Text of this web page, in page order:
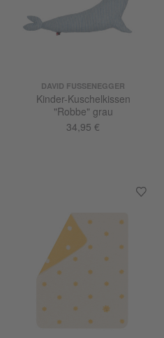
DAVID FUSSENEGGER
Kinder-Kuschelkissen
"Robbe" grau
34,95 €